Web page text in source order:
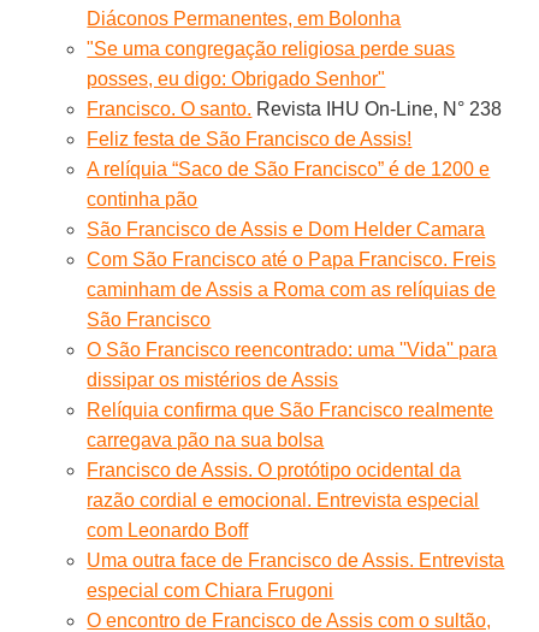
Diáconos Permanentes, em Bolonha
"Se uma congregação religiosa perde suas
posses, eu digo: Obrigado Senhor"
Francisco. O santo. Revista IHU On-Line, N° 238
Feliz festa de São Francisco de Assis!
A relíquia “Saco de São Francisco” é de 1200 e
continha pão
São Francisco de Assis e Dom Helder Camara
Com São Francisco até o Papa Francisco. Freis
caminham de Assis a Roma com as relíquias de
São Francisco
O São Francisco reencontrado: uma ''Vida'' para
dissipar os mistérios de Assis
Relíquia confirma que São Francisco realmente
carregava pão na sua bolsa
Francisco de Assis. O protótipo ocidental da
razão cordial e emocional. Entrevista especial
com Leonardo Boff
Uma outra face de Francisco de Assis. Entrevista
especial com Chiara Frugoni
O encontro de Francisco de Assis com o sultão,